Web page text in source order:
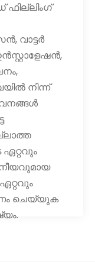
ഫില്ലിംഗ്
വാട്ടർ
നിന്ന്
ചെയ്യുക